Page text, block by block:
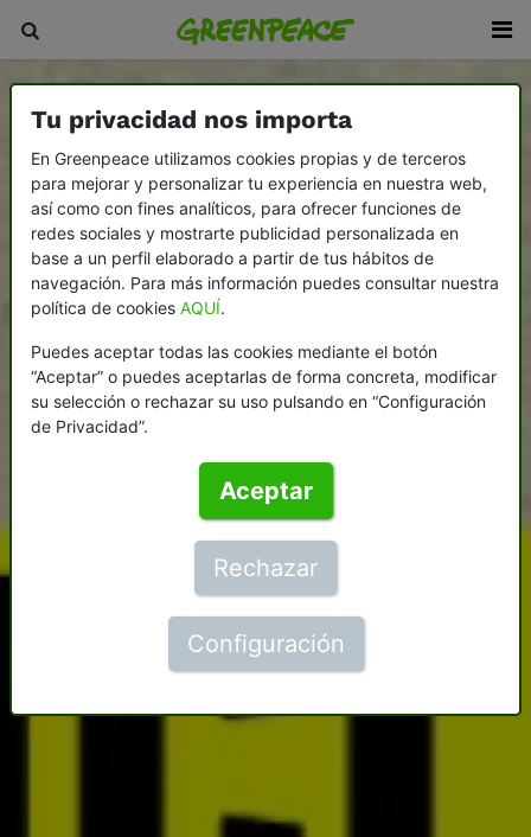
Tu privacidad nos importa
En Greenpeace utilizamos cookies propias y de terceros
para mejorar y personalizar tu experiencia en nuestra web,
así como con fines analíticos, para ofrecer funciones de
redes sociales y mostrarte publicidad personalizada en
base a un perfil elaborado a partir de tus hábitos de
navegación. Para más información puedes consultar nuestra
política de cookies AQUÍ.
Puedes aceptar todas las cookies mediante el botón
“Aceptar” o puedes aceptarlas de forma concreta, modificar
su selección o rechazar su uso pulsando en “Configuración
de Privacidad”.
Aceptar
Rechazar
Configuración